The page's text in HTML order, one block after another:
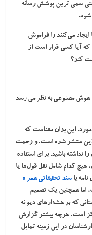
سمی ترین پوشش رسانه
شود.
می‌کنند را فراموش
سال ۲۰۱۵، این است که آیا کسی قرار است از
کند؟
مصنوعی به نظر می رسد
این بدان معناست که
منتشر شده است، و زحمت
نداشته باشید. برای استفاده
هیچ کدام شامل نقل قول‌ها یا
یاسند تحقیقاتی همراه
اما همچنین یک تصمیم
که بر هشدارهای دیوانه
است، هرچه بیشتر گزارش
در این زمینه تمایل